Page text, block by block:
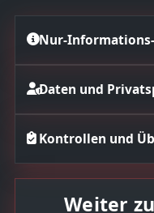
Nur-
Daten und
Kontrollen und
Weiter